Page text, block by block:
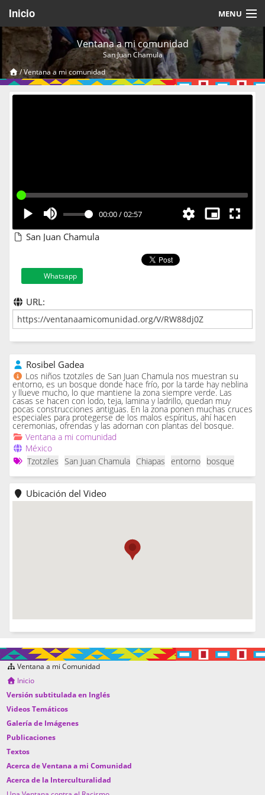
Inicio MENU
Acerca de
Videos Temáticos
Cerrar Sesión
Ventana a mi comunidad
San Juan Chamula
/Ventana a mi comunidad
00:00/02:57
San Juan Chamula
Whatsapp
URL:
Rosibel Gadea
Los niños tzotziles de San Juan Chamula nos muestran su
entorno, es un bosque donde hace frío, por la tarde hay neblina
y llueve mucho, lo que mantiene la zona siempre verde. Las
casas se hacen con lodo, teja, lamina y ladrillo, quedan muy
pocas construcciones antiguas. En la zona ponen muchas cruces
especiales para protegerse de los malos espíritus, ahí hacen
ceremonias, ofrendas y las adornan con plantas del bosque.
Ventana a mi comunidad
México
Tzotziles
San Juan Chamula Chiapas entorno bosque
Ubicación del Video
Ventana a mi Comunidad
Inicio
Versión subtitulada en Inglés
Videos Temáticos
Galería de Imágenes
Publicaciones
Textos
Acerca de Ventana a mi Comunidad
Acerca de la Interculturalidad